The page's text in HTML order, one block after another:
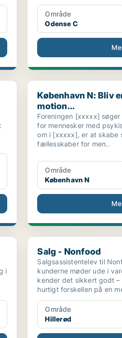
Område
Odense C
København N: Bliv en
København N: Bliv
motion...
Foreningen [xxxxx]
for mennesker med
om i [xxxxx], er at skabe
fællesskaber for men..
Område
København N
i
Salg - Nonfood
Salg - Nonfood
Salgsassistentelev til
kunderne møder ude i
kender det sikkert godt
hurtigt forskellen på en
Område
Hillerød